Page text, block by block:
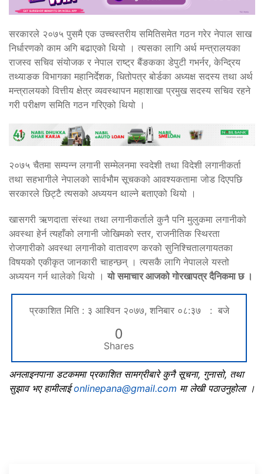
सरकारले २०७५ पुसमै एक उच्चस्तरीय समितिसमेत गठन गरेर नेपाल साख
निर्धारणको काम अगि बढाएको थियो । त्यसका लागि अर्थ मन्त्रालयका
राजस्व सचिव संयोजक र नेपाल राष्ट्र बैंङकका डेपुटी गभर्नर, केन्द्रिय
तथ्याङक विभागका महानिर्देशक, धितोपत्र बोर्डका अध्यक्ष सदस्य तथा अर्थ
मन्त्रालयको वित्तीय क्षेत्र व्यवस्थापन महाशाखा प्रमुख सदस्य सचिव रहने
गरी परीक्षण समिति गठन गरिएको थियो ।
२०७५ चैतमा सम्पन्न लगानी सम्मेलनमा स्वदेशी तथा विदेशी लगानीकर्ता
तथा सहभागीले नेपालको सार्वभौम सूचकको आवश्यकतामा जोड दिएपछि
सरकारले छिट्टै त्यसको अध्ययन थाल्ने बताएको थियो ।
खासगरी ऋणदाता संस्था तथा लगानीकर्ताले कुनै पनि मुलुकमा लगानीको
अवस्था हेर्न त्यहाँको लगानी जोखिमको स्तर, राजनीतिक स्थिरता
रोजगारीको अवस्था लगानीको वातावरण करको सुनिश्चितालगायतका
विषयको एकीकृत जानकारी चाहन्छन् । त्यसकै लागि नेपालले यस्तो
अध्ययन गर्न थालेको थियो ।यो समाचार आजको गोरखापत्र दैनिकमा छ ।
प्रकाशित मिति : ३ आश्विन २०७७, शनिबार ०८:३७ : बजे
0
Shares
अनलाइनपाना डटकममा प्रकाशित सामग्रीबारे कुनै सूचना, गुनासो, तथा
सुझाव भए हामीलाईonlinepana@gmail.com मा लेखी पठाउनुहोला ।